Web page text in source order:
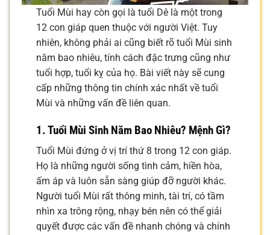
Tuổi Mùi hay còn gọi là tuổi Dê là một trong
12 con giáp quen thuộc với người Việt. Tuy
nhiên, không phải ai cũng biết rõ tuổi Mùi sinh
năm bao nhiêu, tính cách đặc trưng cũng như
tuổi hợp, tuổi kỵ của họ. Bài viết này sẽ cung
cấp những thông tin chính xác nhất về tuổi
Mùi và những vấn đề liên quan.
1. Tuổi Mùi Sinh Năm Bao Nhiêu? Mệnh Gì?
Tuổi Mùi đứng ở vị trí thứ 8 trong 12 con giáp.
Họ là những người sống tình cảm, hiền hòa,
ấm áp và luôn sẵn sàng giúp đỡ người khác.
Người tuổi Mùi rất thông minh, tài trí, có tầm
nhìn xa trông rộng, nhạy bén nên có thể giải
quyết được các vấn đề nhanh chóng và chính